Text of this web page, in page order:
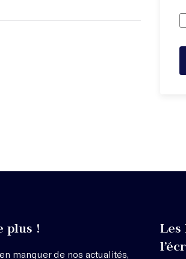
plus !
manquer de nos actualités,
Les